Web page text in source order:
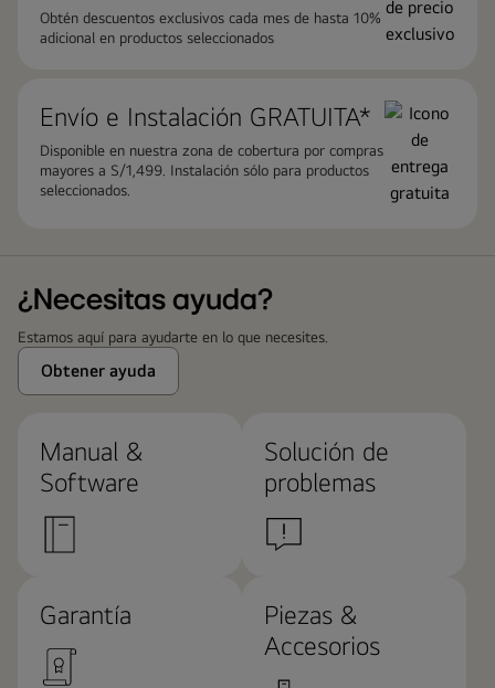
Obtén descuentos exclusivos cada mes de hasta 10%
adicional en productos seleccionados
Envío e Instalación GRATUITA*
Disponible en nuestra zona de cobertura por compras
mayores a S/1,499. Instalación sólo para productos
seleccionados.
¿Necesitas ayuda?
Estamos aquí para ayudarte en lo que necesites.
Obtener ayuda
Manual &
Software
Solución de
problemas
Garantía
Piezas &
Accesorios